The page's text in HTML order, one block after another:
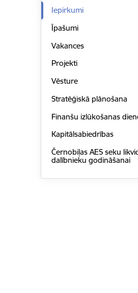
Iepirkumi
Īpašumi
Vakances
Projekti
Vēsture
Stratēģiskā plānošana
Finanšu izlūkošanas
Kapitālsabiedrības
Černobiļas AES seku
dalībnieku godināšanai